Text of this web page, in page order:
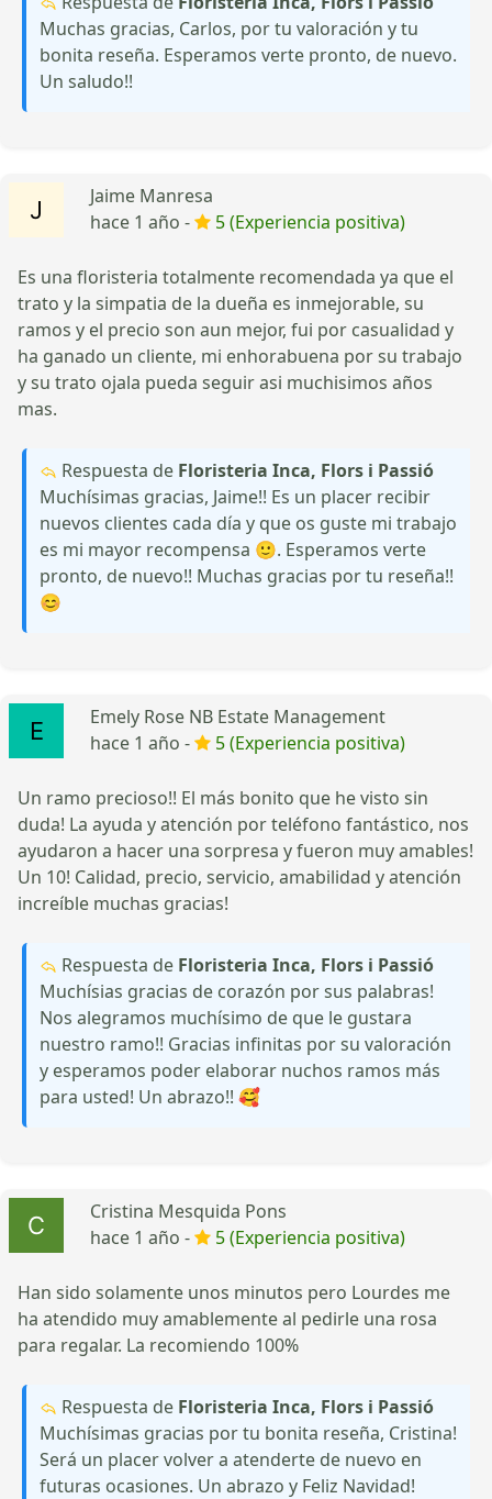
Muchas gracias, Carlos, por tu valoración y tu
bonita reseña. Esperamos verte pronto, de nuevo.
Un saludo!!
Jaime Manresa
hace 1 año -
5 (Experiencia positiva)
Es una floristeria totalmente recomendada ya que el
trato y la simpatia de la dueña es inmejorable, su
ramos y el precio son aun mejor, fui por casualidad y
ha ganado un cliente, mi enhorabuena por su trabajo
y su trato ojala pueda seguir asi muchisimos años
mas.
Respuesta de Floristeria Inca, Flors i Passió
Muchísimas gracias, Jaime!! Es un placer recibir
nuevos clientes cada día y que os guste mi trabajo
es mi mayor recompensa 🙂. Esperamos verte
pronto, de nuevo!! Muchas gracias por tu reseña!!
😊
Emely Rose NB Estate Management
hace 1 año -
5 (Experiencia positiva)
Un ramo precioso!! El más bonito que he visto sin
duda! La ayuda y atención por teléfono fantástico, nos
ayudaron a hacer una sorpresa y fueron muy amables!
Un 10! Calidad, precio, servicio, amabilidad y atención
increíble muchas gracias!
Respuesta de Floristeria Inca, Flors i Passió
Muchísias gracias de corazón por sus palabras!
Nos alegramos muchísimo de que le gustara
nuestro ramo!! Gracias infinitas por su valoración
y esperamos poder elaborar nuchos ramos más
para usted! Un abrazo!! 🥰
Cristina Mesquida Pons
hace 1 año -
5 (Experiencia positiva)
Han sido solamente unos minutos pero Lourdes me
ha atendido muy amablemente al pedirle una rosa
para regalar. La recomiendo 100%
Respuesta de Floristeria Inca, Flors i Passió
Muchísimas gracias por tu bonita reseña, Cristina!
Será un placer volver a atenderte de nuevo en
futuras ocasiones. Un abrazo y Feliz Navidad!